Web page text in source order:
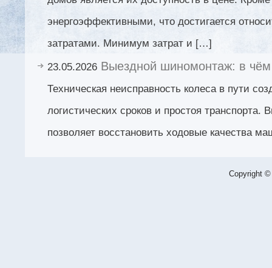
энергоэффективными, что достигается
затратами. Минимум затрат и […]
23.05.2026 Выездной шиномонтаж: в чём
Техническая неисправность колеса в пути
логистических сроков и простоя
позволяет восстановить ходовые качества
Copyright ©